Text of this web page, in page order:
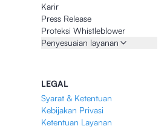
Karir
Press Release
Proteksi Whistleblower
Penyesuaian layanan
LEGAL
Syarat & Ketentuan
Kebijakan Privasi
Ketentuan Layanan